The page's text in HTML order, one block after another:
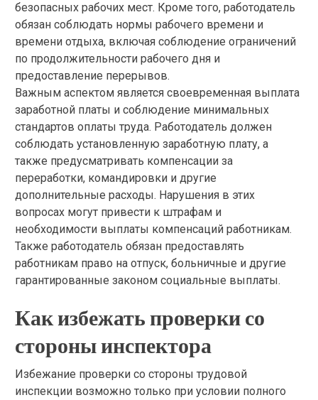
безопасных рабочих мест. Кроме того, работодатель
обязан соблюдать нормы рабочего времени и
времени отдыха, включая соблюдение ограничений
по продолжительности рабочего дня и
предоставление перерывов.
Важным аспектом является своевременная выплата
заработной платы и соблюдение минимальных
стандартов оплаты труда. Работодатель должен
соблюдать установленную заработную плату, а
также предусматривать компенсации за
переработки, командировки и другие
дополнительные расходы. Нарушения в этих
вопросах могут привести к штрафам и
необходимости выплаты компенсаций работникам.
Также работодатель обязан предоставлять
работникам право на отпуск, больничные и другие
гарантированные законом социальные выплаты.
Как избежать проверки со
стороны инспектора
Избежание проверки со стороны трудовой
инспекции возможно только при условии полного